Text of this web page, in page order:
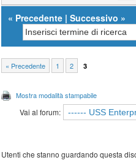
« Precedente |Successivo »
« Precedente 1 2 3
Mostra modalità stampabile
Vai al forum:
Utenti che stanno guardando questa